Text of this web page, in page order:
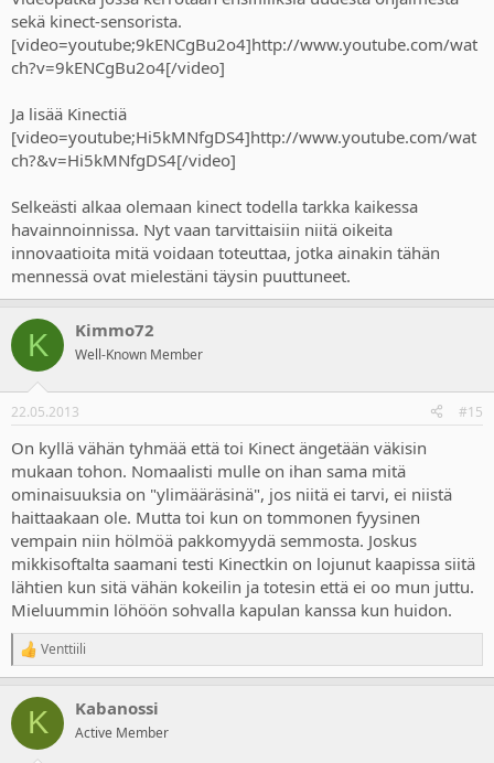
sekä kinect-sensorista.
[video=youtube;9kENCgBu2o4]http://www.youtube.com/wat
ch?v=9kENCgBu2o4[/video]
Ja lisää Kinectiä
[video=youtube;Hi5kMNfgDS4]http://www.youtube.com/wat
ch?&v=Hi5kMNfgDS4[/video]
Selkeästi alkaa olemaan kinect todella tarkka kaikessa
havainnoinnissa. Nyt vaan tarvittaisiin niitä oikeita
innovaatioita mitä voidaan toteuttaa, jotka ainakin tähän
mennessä ovat mielestäni täysin puuttuneet.
K Kimmo72
Well-Known Member
22.05.2013 #15
On kyllä vähän tyhmää että toi Kinect ängetään väkisin
mukaan tohon. Nomaalisti mulle on ihan sama mitä
ominaisuuksia on "ylimääräsinä", jos niitä ei tarvi, ei niistä
haittaakaan ole. Mutta toi kun on tommonen fyysinen
vempain niin hölmöä pakkomyydä semmosta. Joskus
mikkisoftalta saamani testi Kinectkin on lojunut kaapissa siitä
lähtien kun sitä vähän kokeilin ja totesin että ei oo mun juttu.
Mieluummin löhöön sohvalla kapulan kanssa kun huidon.
R
e
c
i
Venttiili
K Kabanossi
Active Member